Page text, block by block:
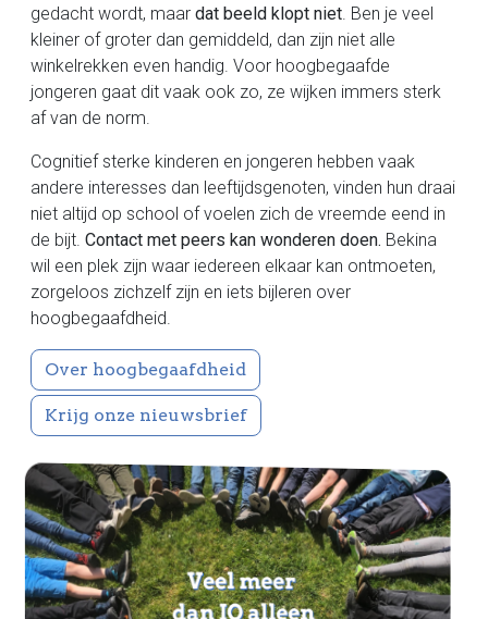
gedacht wordt, maar dat beeld klopt niet. Ben je veel
kleiner of groter dan gemiddeld, dan zijn niet alle
winkelrekken even handig. Voor hoogbegaafde
jongeren gaat dit vaak ook zo, ze wijken immers sterk
af van de norm.
Cognitief sterke kinderen en jongeren hebben vaak
andere interesses dan leeftijdsgenoten, vinden hun draai
niet altijd op school of voelen zich de vreemde eend in
de bijt. Contact met peers kan wonderen doen. Bekina
wil een plek zijn waar iedereen elkaar kan ontmoeten,
zorgeloos zichzelf zijn en iets bijleren over
hoogbegaafdheid.
Over hoogbegaafdheid
Krijg onze nieuwsbrief